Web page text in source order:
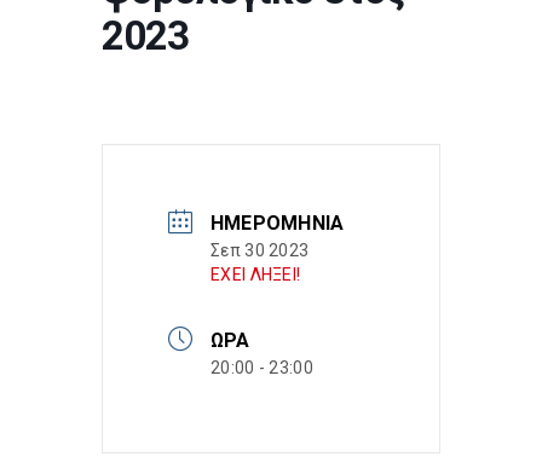
2023
ΗΜΕΡΟΜΗΝΊΑ
Σεπ 30 2023
ΕΧΕΙ ΛΗΞΕΙ!
ΏΡΑ
20:00 - 23:00